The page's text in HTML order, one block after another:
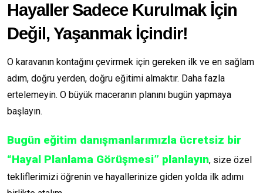
Hayaller Sadece Kurulmak İçin
Değil, Yaşanmak İçindir!
O karavanın kontağını çevirmek için gereken ilk ve en sağlam
adım, doğru yerden, doğru eğitimi almaktır. Daha fazla
ertelemeyin. O büyük maceranın planını bugün yapmaya
başlayın.
Bugün eğitim danışmanlarımızla ücretsiz bir
“Hayal Planlama Görüşmesi” planlayın, size özel
tekliflerimizi öğrenin ve hayallerinize giden yolda ilk adımı